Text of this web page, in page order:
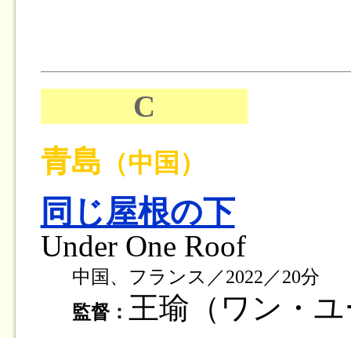
C
青島 （中国）
同じ屋根の下
Under One Roof
中国、フランス／2022／20分
監督： 王瑜（ワン・